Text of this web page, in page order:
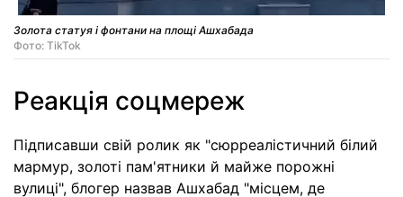
Золота статуя і фонтани на площі Ашхабада
Фото: TikTok
Реакція соцмереж
Підписавши свій ролик як "сюрреалістичний білий
мармур, золоті пам'ятники й майже порожні
вулиці", блогер назвав Ашхабад "місцем, де